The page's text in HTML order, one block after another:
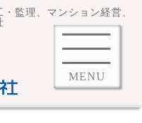
監理、マンション経営、
MENU